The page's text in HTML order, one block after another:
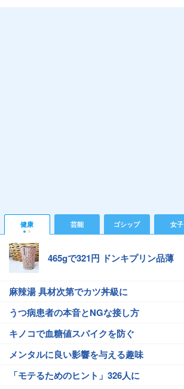
健康 芸能 ゴシップ 女子
465gで321円 ドンキプリン品薄
麻辣湯 具材次第でカツ丼級に
うつ病患者の本音とNGな接し方
キノコで血糖値スパイクを防ぐ
メンタルに良い影響を与える趣味
「モテるためのヒント」326人に